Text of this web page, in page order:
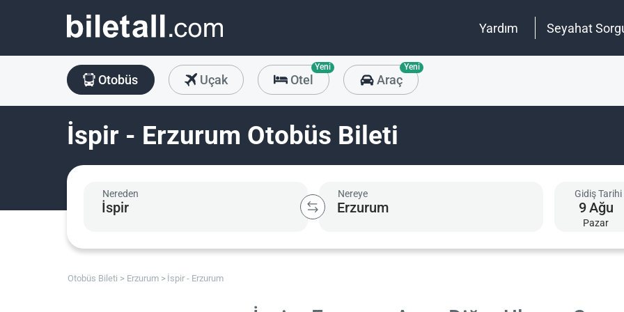
Yardım Seyahat
Otobüs Uçak Otel
Yeni
Araç
Yeni
İspir - Erzurum Otobüs Bileti
Nereden Nereye Gidiş Tarihi
9Ağu
Pazar
Otobüs Bileti Erzurum İspir - Erzurum